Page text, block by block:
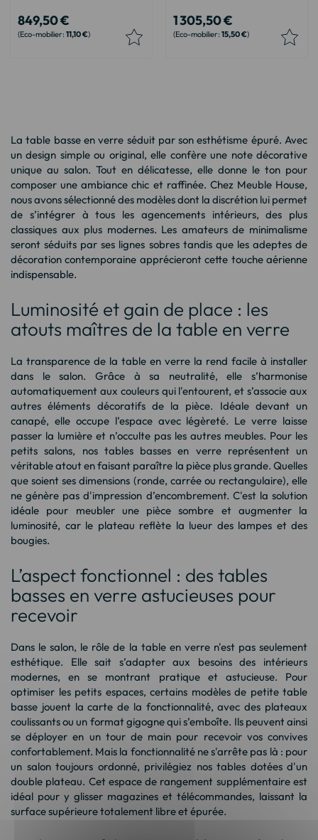
849,50 €
11,10 €
1 305,50 €
15,50 €
La table basse en verre séduit par son esthétisme épuré. Avec
un design simple ou original, elle confère une note décorative
unique au salon. Tout en délicatesse, elle donne le ton pour
composer une ambiance chic et raffinée. Chez Meuble House,
nous avons sélectionné des modèles dont la discrétion lui permet
de s’intégrer à tous les agencements intérieurs, des plus
classiques aux plus modernes. Les amateurs de minimalisme
seront séduits par ses lignes sobres tandis que les adeptes de
décoration contemporaine apprécieront cette touche aérienne
indispensable.
Luminosité et gain de place : les
atouts maîtres de la table en verre
La transparence de la table en verre la rend facile à installer
dans le salon. Grâce à sa neutralité, elle s’harmonise
automatiquement aux couleurs qui l'entourent, et s’associe aux
autres éléments décoratifs de la pièce. Idéale devant un
canapé, elle occupe l’espace avec légèreté. Le verre laisse
passer la lumière et n’occulte pas les autres meubles. Pour les
petits salons, nos tables basses en verre représentent un
véritable atout en faisant paraître la pièce plus grande. Quelles
que soient ses dimensions (ronde, carrée ou rectangulaire), elle
ne génère pas d'impression d’encombrement. C'est la solution
idéale pour meubler une pièce sombre et augmenter la
luminosité, car le plateau reflète la lueur des lampes et des
bougies.
L’aspect fonctionnel : des tables
basses en verre astucieuses pour
recevoir
Dans le salon, le rôle de la table en verre n'est pas seulement
esthétique. Elle sait s’adapter aux besoins des intérieurs
modernes, en se montrant pratique et astucieuse. Pour
optimiser les petits espaces, certains modèles de petite table
basse jouent la carte de la fonctionnalité, avec des plateaux
coulissants ou un format gigogne qui s’emboîte. Ils peuvent ainsi
se déployer en un tour de main pour recevoir vos convives
confortablement. Mais la fonctionnalité ne s'arrête pas là : pour
un salon toujours ordonné, privilégiez nos tables dotées d'un
double plateau. Cet espace de rangement supplémentaire est
idéal pour y glisser magazines et télécommandes, laissant la
surface supérieure totalement libre et épurée.